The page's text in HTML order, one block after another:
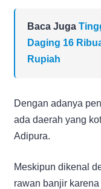
Baca Juga
Daging 16
Rupiah
Dengan adanya
ada daerah yang
Adipura.
Meskipun dikenal
rawan banjir